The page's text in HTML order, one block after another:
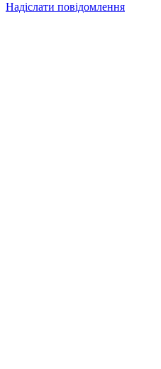
Надіслати повідомлення